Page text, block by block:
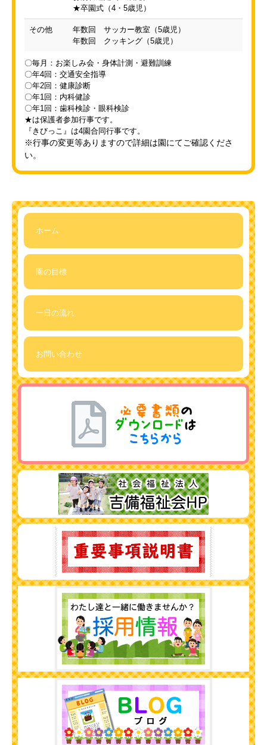
★卒園式（4・5歳児）
その他
年数回 サッカー教室（5歳児）
年数回 クッキング（5歳児）
〇毎月：お楽しみ会・身体計測・避難訓練
〇年4回：交通安全指導
〇年2回：健康診断
〇年1回：内科健診
〇年1回：歯科検診・眼科検診
★は保護者参加行事です。
『きびっこ』は4園合同行事です。
※行事の変更等ありますので詳細は園にてご確認くださ
い。
ホーム
園の目標
一日の流れ
お問い合わせ